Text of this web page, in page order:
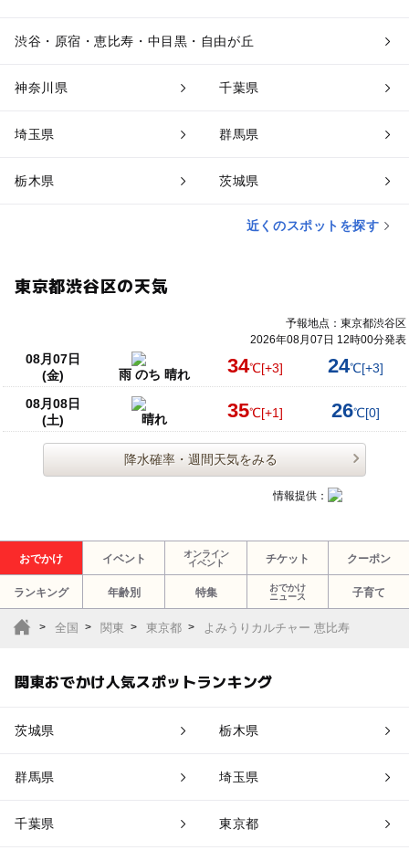
渋谷・原宿・恵比寿・中目黒・自由が丘
神奈川県 千葉県
埼玉県 群馬県
栃木県 茨城県
近くのスポットを探す
東京都渋谷区の天気
予報地点：東京都渋谷区
2026年08月07日 12時00分発表
08月07日
(金)
雨 のち 晴れ 34℃[+3] 24℃[+3]
08月08日
(土)
晴れ 35℃[+1] 26℃[0]
降水確率・週間天気をみる
情報提供：
おでかけ イベント
オンライン
イベント
チケット クーポン
ランキング 年齢別 特集
おでかけ
ニュース
子育て
全国 関東 東京都 よみうりカルチャー 恵比寿
関東おでかけ人気スポットランキング
茨城県 栃木県
群馬県 埼玉県
千葉県 東京都